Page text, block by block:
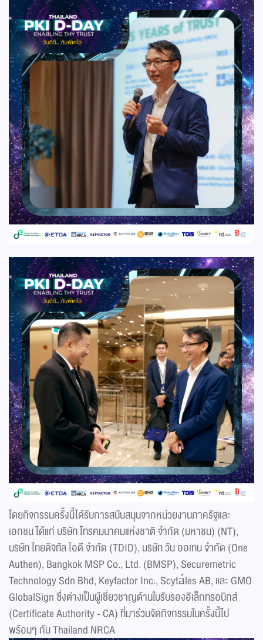
โดยกิจกรรมครั้งนี้ได้รับการสนับสนุนจากหน่วยงานภาครัฐและ
เอกชน ได้แก่ บริษัท โทรคมนาคมแห่งชาติ จำกัด (มหาชน) (NT),
บริษัท ไทยดิจิทัล ไอดี จำกัด (TDID), บริษัท วัน ออเทน จำกัด (One
Authen), Bangkok MSP Co., Ltd. (BMSP), Securemetric
Technology Sdn Bhd, Keyfactor Inc., Scytáles AB, และ GMO
GlobalSign ซึ่งต่างเป็นผู้เชี่ยวชาญด้านใบรับรองอิเล็กทรอนิกส์
(Certificate Authority - CA) ที่มาร่วมจัดกิจกรรมในครั้งนี้ไป
พร้อมๆ กับ Thailand NRCA